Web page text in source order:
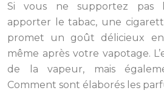
Si vous ne supportez pas
apporter le tabac, une
promet un goût délicieux
même après votre vapotage.
de la vapeur, mais
Comment sont élaborés les